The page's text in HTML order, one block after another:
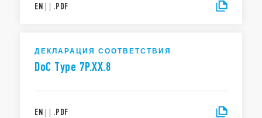
EN | | .PDF
ДЕКЛАРАЦИЯ СООТВЕТСТВИЯ
DoC Type 7P.XX.8
EN | | .PDF